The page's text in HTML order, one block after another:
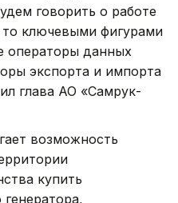
говорить о работе
ключевыми фигурами
операторы данных
экспорта и импорта
глава АО «Самрук-
возможность
купить